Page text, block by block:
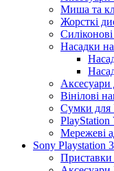
Миша та
Жорсткі
Насадки
Аксесуари
Вінілові
Сумки для
PlayStation
Мережеві
Sony Playstation 3
Приставки